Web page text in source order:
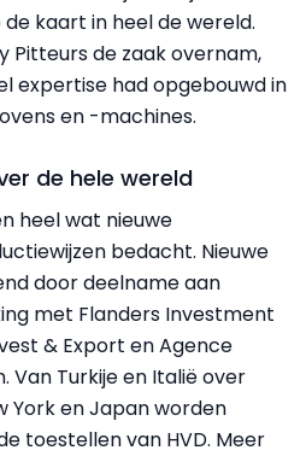
kaart in heel de wereld.
Pitteurs de zaak overnam,
expertise had opgebouwd in
en -machines.
de hele wereld
heel wat nieuwe
bedacht. Nieuwe
door deelname aan
met Flanders Investment
& Export en Agence
Van Turkije en Italië over
York en Japan worden
toestellen van HVD. Meer